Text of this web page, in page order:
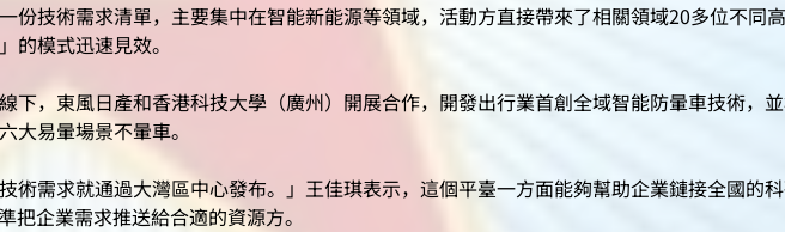
技術需求清單，主要集中在智能新能源等領域，活動方直接帶來了相關領域20多位不同
的模式迅速見效。
，東風日產和香港科技大學（廣州）開展合作，開發出行業首創全域智能防暈車技術，
大易暈場景不暈車。
需求就通過大灣區中心發布。」王佳琪表示，這個平臺一方面能夠幫助企業鏈接全國的
把企業需求推送給合適的資源方。